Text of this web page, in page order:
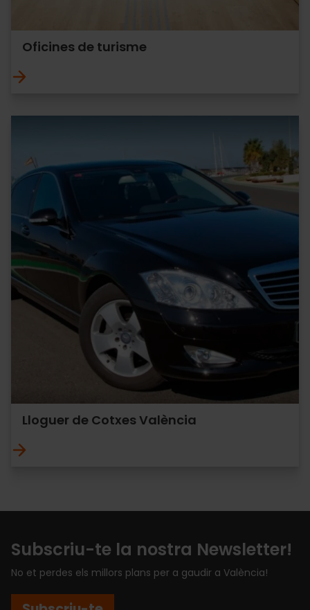
Oficines de turisme
Lloguer de Cotxes València
Subscriu-te la nostra Newsletter!
No et perdes els millors plans per a gaudir a València!